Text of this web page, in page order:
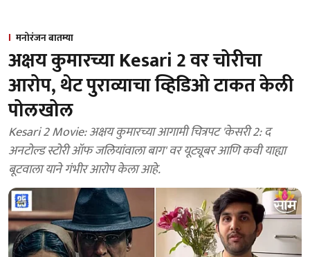
मनोरंजन बातम्या
अक्षय कुमारच्या Kesari 2 वर चोरीचा
आरोप, थेट पुराव्याचा व्हिडिओ टाकत केली
पोलखोल
Kesari 2 Movie: अक्षय कुमारच्या आगामी चित्रपट 'केसरी 2: द
अनटोल्ड स्टोरी ऑफ जलियांवाला बाग' वर यूट्यूबर आणि कवी याह्या
बूटवाला याने गंभीर आरोप केला आहे.